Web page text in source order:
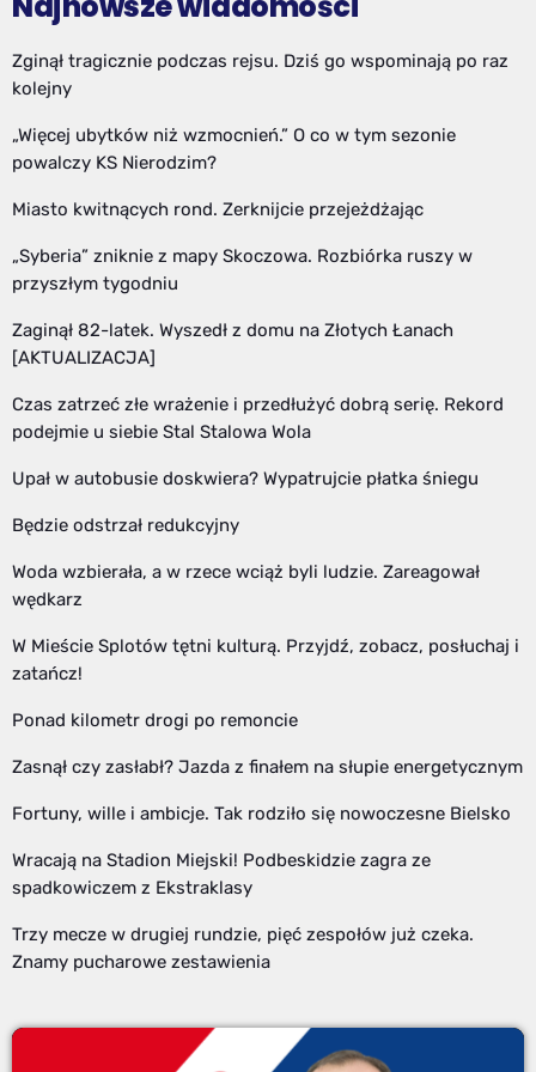
Zginął tragicznie podczas rejsu. Dziś go wspominają po raz
kolejny
„Więcej ubytków niż wzmocnień.” O co w tym sezonie
powalczy KS Nierodzim?
Miasto kwitnących rond. Zerknijcie przejeżdżając
„Syberia” zniknie z mapy Skoczowa. Rozbiórka ruszy w
przyszłym tygodniu
Zaginął 82-latek. Wyszedł z domu na Złotych Łanach
[AKTUALIZACJA]
Czas zatrzeć złe wrażenie i przedłużyć dobrą serię. Rekord
podejmie u siebie Stal Stalowa Wola
Upał w autobusie doskwiera? Wypatrujcie płatka śniegu
Będzie odstrzał redukcyjny
Woda wzbierała, a w rzece wciąż byli ludzie. Zareagował
wędkarz
W Mieście Splotów tętni kulturą. Przyjdź, zobacz, posłuchaj i
zatańcz!
Ponad kilometr drogi po remoncie
Zasnął czy zasłabł? Jazda z finałem na słupie energetycznym
Fortuny, wille i ambicje. Tak rodziło się nowoczesne Bielsko
Wracają na Stadion Miejski! Podbeskidzie zagra ze
spadkowiczem z Ekstraklasy
Trzy mecze w drugiej rundzie, pięć zespołów już czeka.
Znamy pucharowe zestawienia